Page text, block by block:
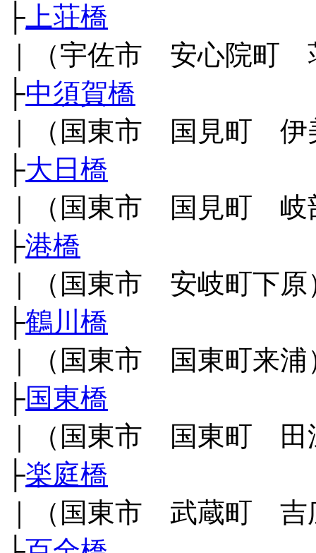
├ 上荘橋
｜（宇佐市 安心院町
├中須賀橋
｜（国東市 国見町 伊
├大日橋
｜（国東市 国見町 岐
├港橋
｜（国東市 安岐町下原
├鶴川橋
｜（国東市 国東町来浦
├国東橋
｜（国東市 国東町 田
├楽庭橋
｜（国東市 武蔵町 吉